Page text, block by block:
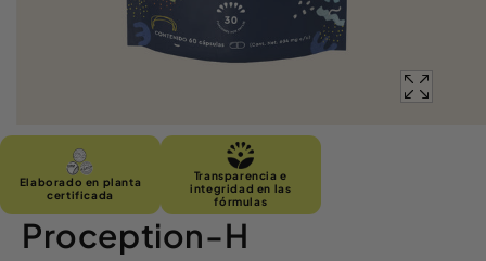
Elaborado en planta
certificada
Transparencia e
integridad en las
fórmulas
Proception-H